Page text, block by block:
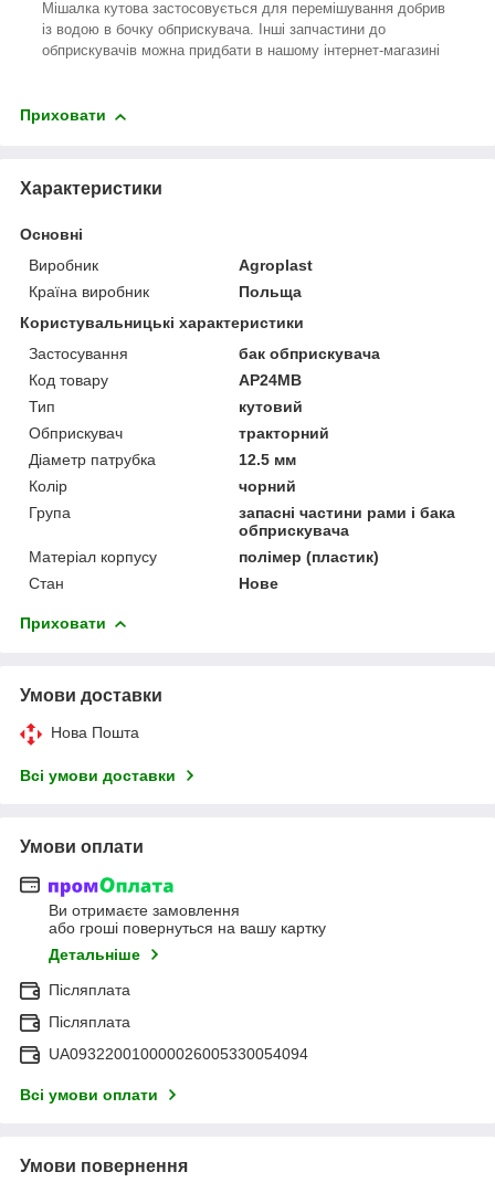
Мішалка кутова застосовується для перемішування добрив
із водою в бочку обприскувача. Інші запчастини до
обприскувачів можна придбати в нашому інтернет-магазині
Приховати
Характеристики
Основні
Виробник
Agroplast
Країна виробник
Польща
Користувальницькі характеристики
Застосування
бак обприскувача
Код товару
AP24MB
Тип
кутовий
Обприскувач
тракторний
Діаметр патрубка
12.5 мм
Колір
чорний
Група
запасні частини рами і бака
обприскувача
Матеріал корпусу
полімер (пластик)
Стан
Нове
Приховати
Умови доставки
Нова Пошта
Всі умови доставки
Умови оплати
Ви отримаєте замовлення
або гроші повернуться на вашу картку
Детальніше
Післяплата
Післяплата
UA093220010000026005330054094
Всі умови оплати
Умови повернення